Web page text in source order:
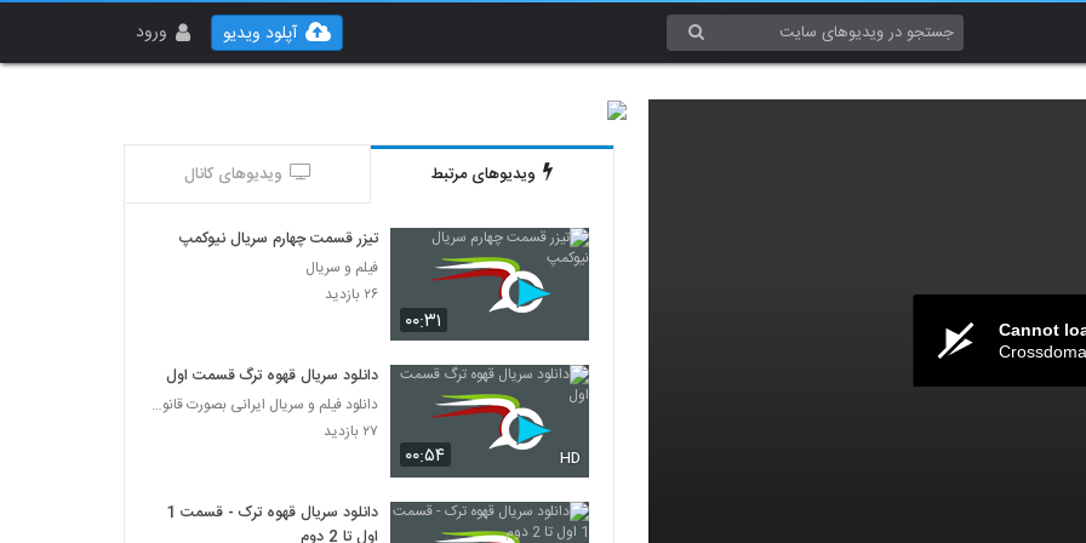
ورود آپلود ویدیو
Cannot
ویدیوهای مرتبط ویدیوهای کانال
۰۰:۳۱
تیزر قسمت چهارم سریال نیوکمپ
فیلم و سریال
۲۶ بازدید
۰۰:۵۴ HD
دانلود سریال قهوه ترگ قسمت اول
دانلود فیلم و سریال ایرانی بصورت قانونی
۲۷ بازدید
دانلود سریال قهوه ترک - قسمت 1
اول تا 2 دوم